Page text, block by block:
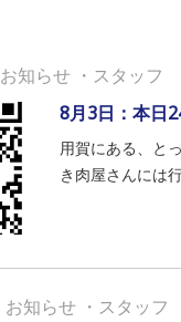
お知らせ ・ スタッフ
8月3日：本日
用賀にある、と
き肉屋さんには
お知らせ ・ スタッフ